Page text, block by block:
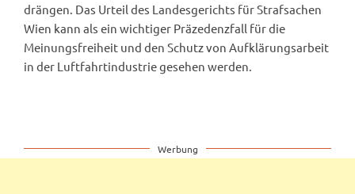
drängen. Das Urteil des Landesgerichts für Strafsachen
Wien kann als ein wichtiger Präzedenzfall für die
Meinungsfreiheit und den Schutz von Aufklärungsarbeit
in der Luftfahrtindustrie gesehen werden.
Werbung